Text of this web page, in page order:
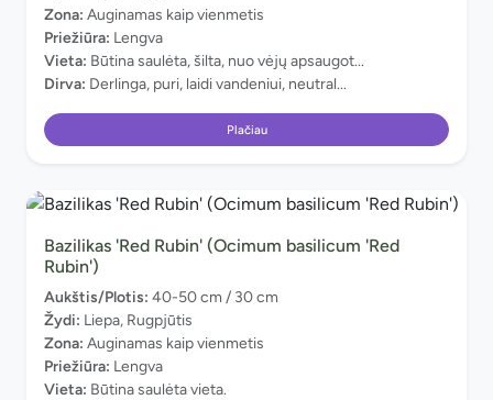
Zona: Auginamas kaip vienmetis
Priežiūra: Lengva
Vieta: Būtina saulėta, šilta, nuo vėjų apsaugot...
Dirva: Derlinga, puri, laidi vandeniui, neutral...
Plačiau
Bazilikas 'Red Rubin' (Ocimum basilicum 'Red
Rubin')
Aukštis/Plotis: 40-50 cm / 30 cm
Žydi: Liepa, Rugpjūtis
Zona: Auginamas kaip vienmetis
Priežiūra: Lengva
Vieta: Būtina saulėta vieta.